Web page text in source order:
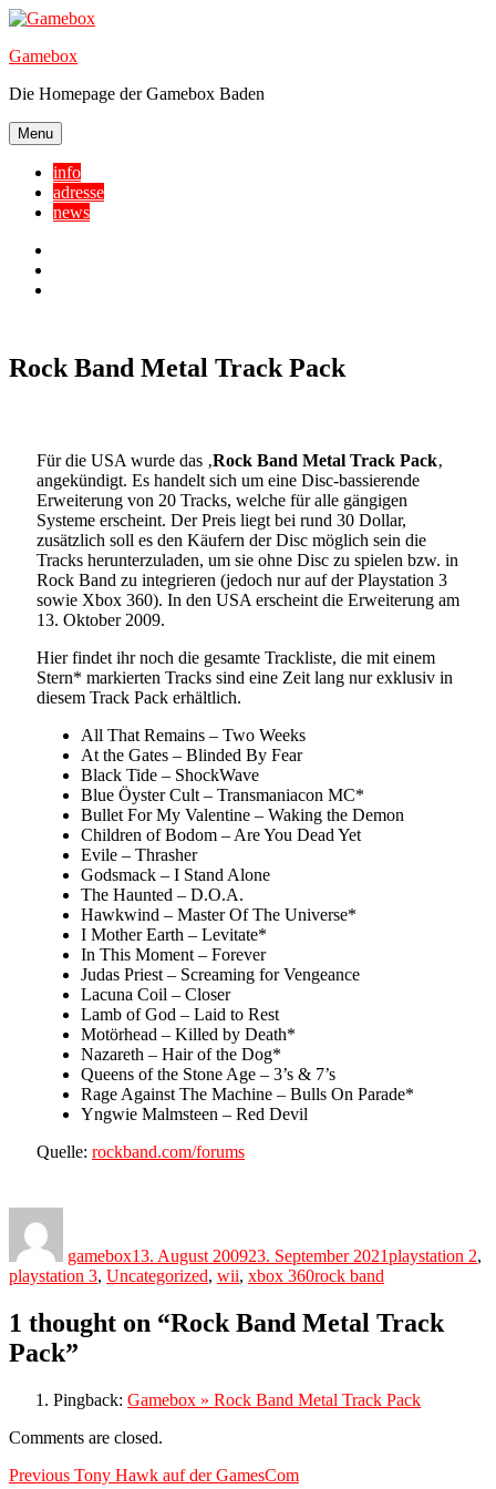
Skip
content
Gamebox
Die Homepage der Gamebox Baden
Menu
info
adresse
news
Rock Band Metal Track Pack
Für die USA wurde das ‚Rock Band Metal Track Pack‚
angekündigt. Es handelt sich um eine Disc-bassierende
Erweiterung von 20 Tracks, welche für alle gängigen
Systeme erscheint. Der Preis liegt bei rund 30 Dollar,
zusätzlich soll es den Käufern der Disc möglich sein die
Tracks herunterzuladen, um sie ohne Disc zu spielen bzw. in
Rock Band zu integrieren (jedoch nur auf der Playstation 3
sowie Xbox 360). In den USA erscheint die Erweiterung am
13. Oktober 2009.
Hier findet ihr noch die gesamte Trackliste, die mit einem
Stern* markierten Tracks sind eine Zeit lang nur exklusiv in
diesem Track Pack erhältlich.
All That Remains – Two Weeks
At the Gates – Blinded By Fear
Black Tide – ShockWave
Blue Öyster Cult – Transmaniacon MC*
Bullet For My Valentine – Waking the Demon
Children of Bodom – Are You Dead Yet
Evile – Thrasher
Godsmack – I Stand Alone
The Haunted – D.O.A.
Hawkwind – Master Of The Universe*
I Mother Earth – Levitate*
In This Moment – Forever
Judas Priest – Screaming for Vengeance
Lacuna Coil – Closer
Lamb of God – Laid to Rest
Motörhead – Killed by Death*
Nazareth – Hair of the Dog*
Queens of the Stone Age – 3’s & 7’s
Rage Against The Machine – Bulls On Parade*
Yngwie Malmsteen – Red Devil
Quelle: rockband.com/forums
gamebox13. August 200923. September 2021playstation 2,
playstation 3, Uncategorized, wii, xbox 360Tags
rock band
1 thought on “Rock Band Metal Track
Pack”
Pingback: Gamebox » Rock Band Metal Track Pack
Comments are closed.
Beitragsnavigation
Previous Previous
Tony Hawk auf der GamesCom